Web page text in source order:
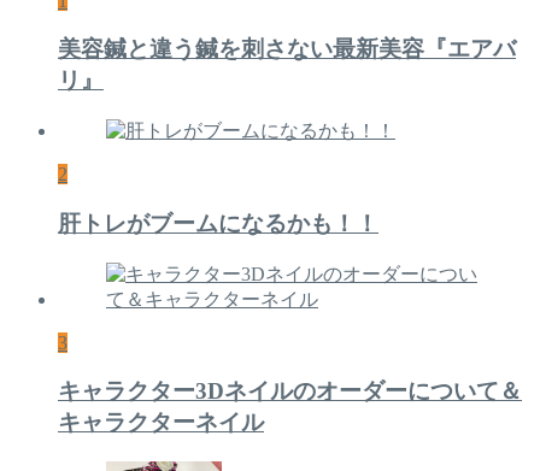
美容鍼と違う鍼を刺さない最新美容『エアバ
リ』
2
肝トレがブームになるかも！！
3
キャラクター3Dネイルのオーダーについて＆
キャラクターネイル